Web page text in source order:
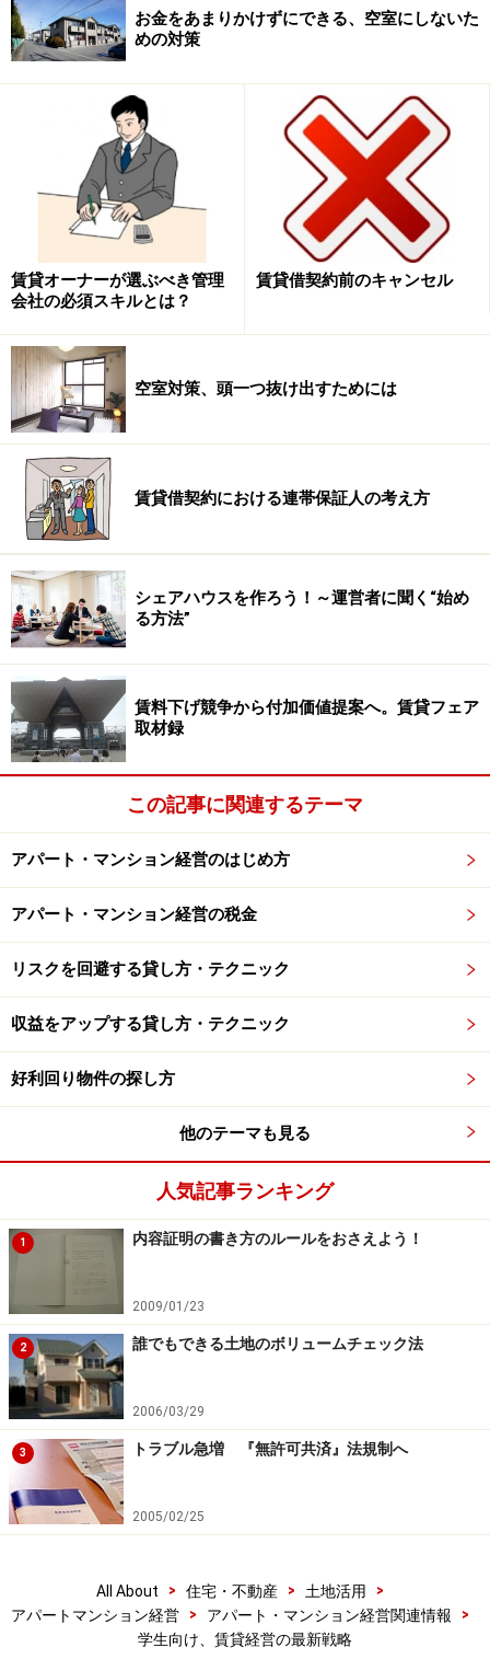
宅生45.2％→47.9％、下宿生52.0％→49.4％と変化してお
り、下宿生の減少は間違いないところです。
大学入学率は９割。全入時代に突入
時代は今は全入時代へ(学校基本調査より)
少子化の影響で志願者の実数は年々減っています。1986
年度以降上昇を続けていた大学・短大志願者は、1992年
度の120万人をピークに減り続けています。当時は、大
学・短大の進学希望者のうち約3分の1は入学できない状
況でした。その後、少子化による18歳人口の減少に伴い
志願者数は減少を続け、ここ数年は75万人前後で推移し
ています。ピーク時の6割程度まで減少したことになり
ます。
一方、大学の定員数は減るよりはむしろ増え続けてお
り、短大の大学4年制への変革なども進み、今は「全入
時代」と言われます。つまり、志願者数は大学の定員を
下回っており、偏差値などを気にしなければ入学は可能
です。文科相の諮問機関は、大学・短大の入学率（入学
者数÷志願者数）が100％となる、大学全入時代が2007
年度に到来すると以前より試算していていました。実際
には定員割れをする学校もありますし、レベルの高い大
学に入学するため浪人する人もいます。
こうした環境変化は、賃貸経営にどのような影響を及ぼ
しているのか、次のページで解説します。
※記事内容は執筆時点のものです。最新の内容をご確認くださ
お金をあまりかけずにできる、空室にしないた
めの対策
賃貸オーナーが選ぶべき管理
会社の必須スキルとは？
賃貸借契約前のキャンセル
空室対策、頭一つ抜け出すためには
賃貸借契約における連帯保証人の考え方
シェアハウスを作ろう！～運営者に聞く“始め
る方法”
賃料下げ競争から付加価値提案へ。賃貸フェア
取材録
この記事に関連するテーマ
アパート・マンション経営のはじめ方
アパート・マンション経営の税金
リスクを回避する貸し方・テクニック
収益をアップする貸し方・テクニック
好利回り物件の探し方
他のテーマも見る
人気記事ランキング
1 内容証明の書き方のルールをおさえよう！
2009/01/23
2 誰でもできる土地のボリュームチェック法
2006/03/29
3 トラブル急増 『無許可共済』法規制へ
2005/02/25
All About > 住宅・不動産 > 土地活用
>
アパートマンション経営
> アパート・マンション経営関連情報
>
学生向け、賃貸経営の最新戦略